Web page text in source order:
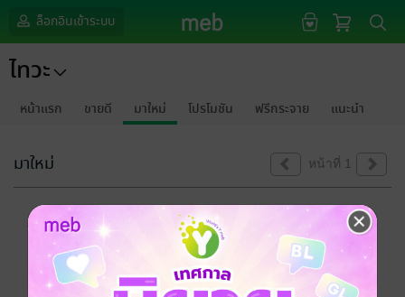
ล็อกอินเข้าระบบ
ไทวะ
หน้าแรก ขายดี มาใหม่ โปรโมชัน ฟรีกระจาย แนะนำ
มาใหม่ หน้าที่ 1
ขออภัยด้วยนะคะ